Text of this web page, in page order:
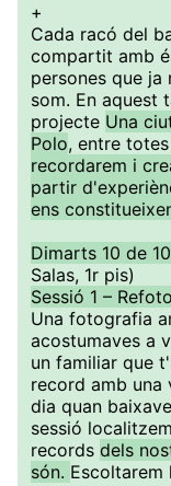
+
Cada racó del
compartit amb
persones que ja
som. En aquest
projecte Una
Polo, entre
recordarem i
partir
ens
Dimarts 10 de
Salas, 1r pis)
Sessió 1 –
Una fotografia
acostumaves a
un familiar que
record amb una
dia quan
sessió
records dels
són. Escoltarem